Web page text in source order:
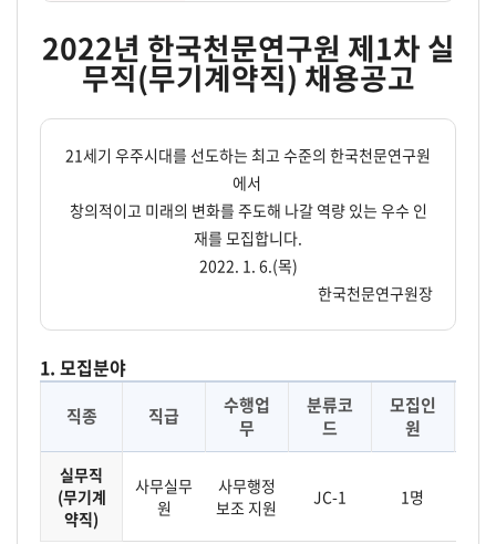
2022년 한국천문연구원 제1차 실
무직(무기계약직) 채용공고
21세기 우주시대를 선도하는 최고 수준의 한국천문연구원
에서
창의적이고 미래의 변화를 주도해 나갈 역량 있는 우수 인
재를 모집합니다.
2022. 1. 6.(목)
한국천문연구원장
1. 모집분야
직종 직급
수행업
무
분류코
드
모집인
원
실무직
(무기계
약직)
사무실무
원
사무행정
보조 지원
JC-1 1명